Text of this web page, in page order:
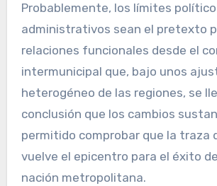
Probablemente, los límites
administrativos sean el pretexto
relaciones funcionales desde el
intermunicipal que, bajo unos
heterogéneo de las regiones, se
conclusión que los cambios
permitido comprobar que la traza
vuelve el epicentro para el éxito
nación metropolitana.